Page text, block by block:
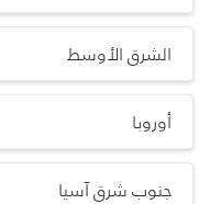
الشرق الأوسط
أوروبا
جنوب شرق آسيا